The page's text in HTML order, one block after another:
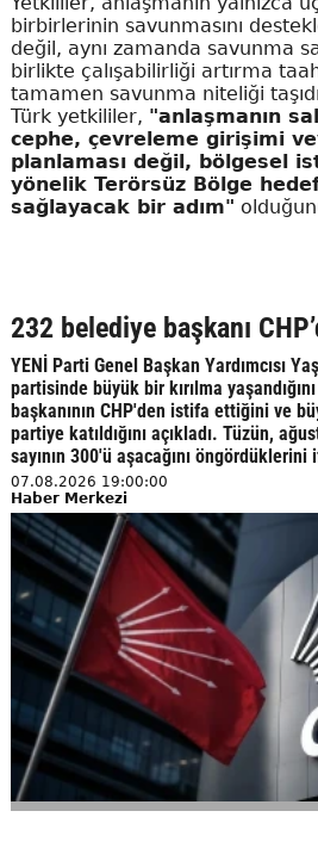
birbirlerinin savunmasını
değil, aynı zamanda savunma
birlikte çalışabilirliği artırma
tamamen savunma niteliği
Türk yetkililer, "anlaşmanın
cephe, çevreleme girişimi
planlaması değil, bölgesel
yönelik Terörsüz Bölge
sağlayacak bir adım"
232 belediye başkanı
YENİ Parti Genel Başkan Yardımcısı
partisinde büyük bir kırılma
başkanının CHP'den istifa ettiğini ve
partiye katıldığını açıkladı. Tüzün,
sayının 300'ü aşacağını
07.08.2026 19:00:00
Haber Merkezi